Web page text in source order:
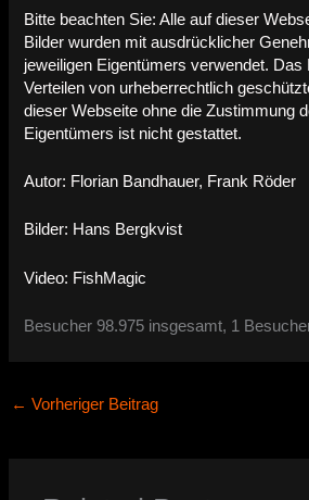
Bitte beachten Sie: Alle auf dieser
Bilder wurden mit ausdrücklicher
jeweiligen Eigentümers verwendet. Das
Verteilen von urheberrechtlich
dieser Webseite ohne die Zustimmung
Eigentümers ist nicht gestattet.
Autor: Florian Bandhauer, Frank Röder
Bilder: Hans Bergkvist
Video: FishMagic
Besucher 98.975 insgesamt, 1
← Vorheriger Beitrag